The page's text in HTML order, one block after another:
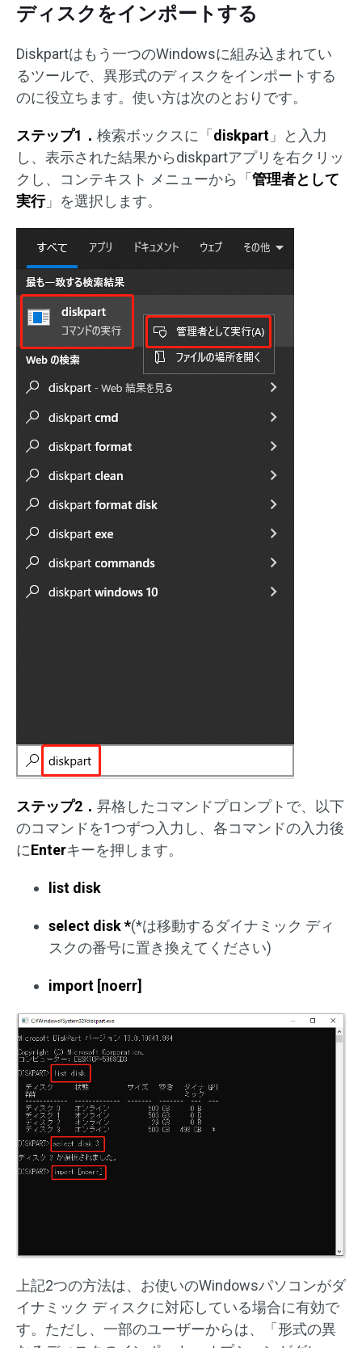
ディスクをインポートする
Diskpartはもう一つのWindowsに組み込まれてい
るツールで、異形式のディスクをインポートする
のに役立ちます。使い方は次のとおりです。
ステップ1． 検索ボックスに「diskpart 」と入力
し、表示された結果からdiskpartアプリを右クリッ
クし、コンテキスト メニューから「管理者として
実行」を選択します。
ステップ2． 昇格したコマンドプロンプトで、以下
のコマンドを1つずつ入力し、各コマンドの入力後
にEnterキーを押します。
list disk
select disk *(*は移動するダイナミック ディ
スクの番号に置き換えてください)
import [noerr]
上記2つの方法は、お使いのWindowsパソコンがダ
イナミック ディスクに対応している場合に有効で
す。ただし、一部のユーザーからは、「形式の異